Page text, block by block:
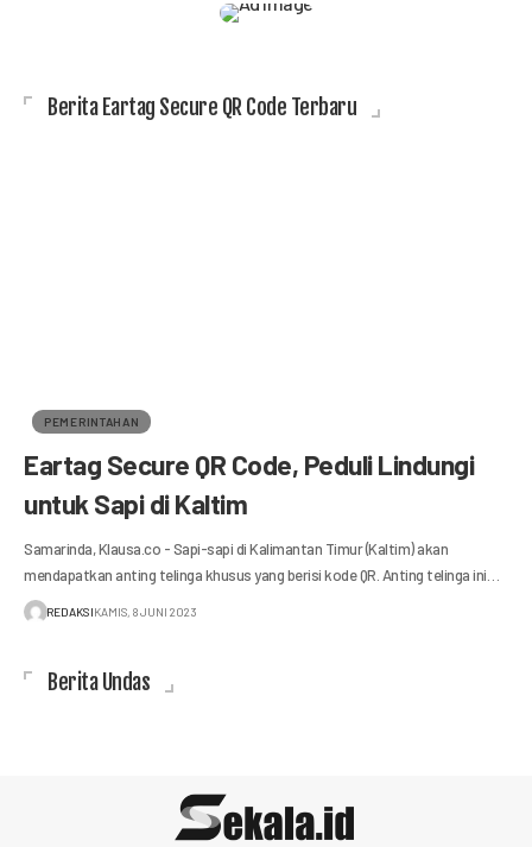
Berita Eartag Secure QR Code Terbaru
PEMERINTAHAN
Eartag Secure QR Code, Peduli Lindungi
untuk Sapi di Kaltim
Samarinda, Klausa.co - Sapi-sapi di Kalimantan Timur (Kaltim) akan
mendapatkan anting telinga khusus yang berisi kode QR. Anting telinga ini…
REDAKSIKAMIS, 8 JUNI 2023
Berita Undas